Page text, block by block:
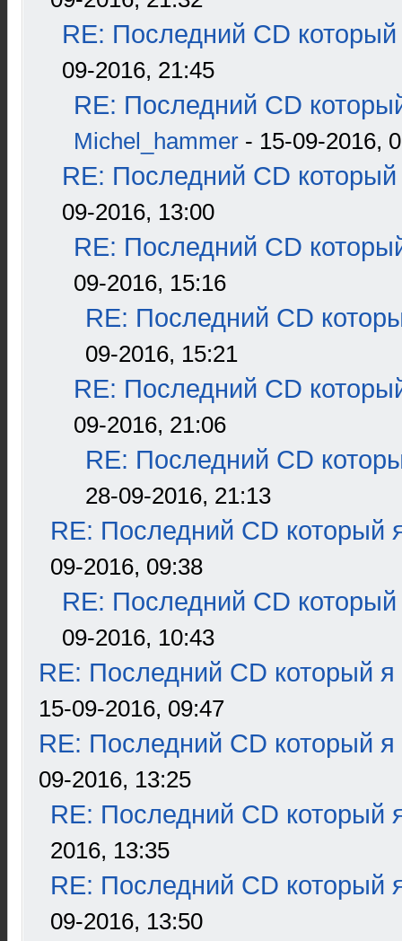
RE: Последний CD который
09-2016, 21:45
RE: Последний CD
Michel_hammer - 15-09-2016,
RE: Последний CD который
09-2016, 13:00
RE: Последний CD
09-2016, 15:16
RE: Последний CD
09-2016, 15:21
RE: Последний CD
09-2016, 21:06
RE: Последний CD
28-09-2016, 21:13
RE: Последний CD который
09-2016, 09:38
RE: Последний CD который
09-2016, 10:43
RE: Последний CD который я
15-09-2016, 09:47
RE: Последний CD который я
09-2016, 13:25
RE: Последний CD который
2016, 13:35
RE: Последний CD который
09-2016, 13:50